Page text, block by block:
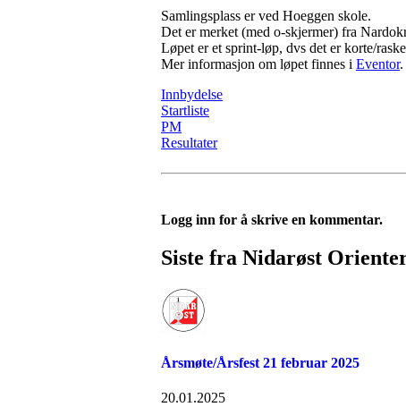
Samlingsplass er ved Hoeggen skole.
Det er merket (med o-skjermer) fra
Løpet er et sprint-løp, dvs det er korte/
Mer informasjon om løpet finnes i Eventor.
Innbydelse
Startliste
PM
Resultater
Logg inn for å skrive en kommentar.
Siste fra Nidarøst
Årsmøte/Årsfest 21 februar 2025
20.01.2025